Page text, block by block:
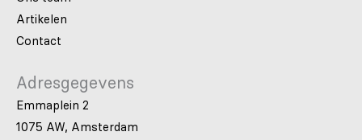
Artikelen
Contact
Adresgegevens
Emmaplein 2
1075 AW, Amsterdam